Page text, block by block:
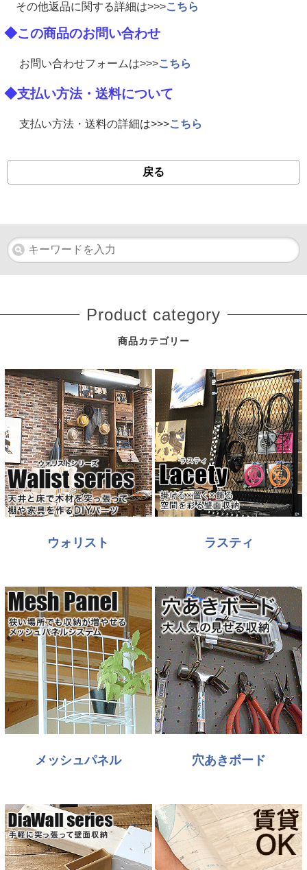
その他返品に関する詳細は>>>こちら
◆この商品のお問い合わせ
お問い合わせフォームは>>>こちら
◆支払い方法・送料について
支払い方法・送料の詳細は>>>こちら
戻る
Product category
商品カテゴリー
ウォリスト ラスティ
メッシュパネル 穴あきボード